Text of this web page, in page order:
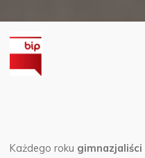
Każdego roku gimnazjaliści